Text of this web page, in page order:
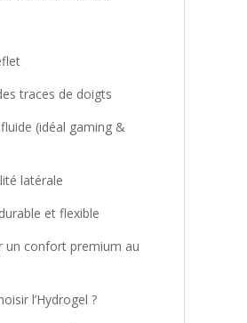
traces de doigts
(idéal gaming &
latérale
et flexible
un confort premium au
l’Hydrogel ?